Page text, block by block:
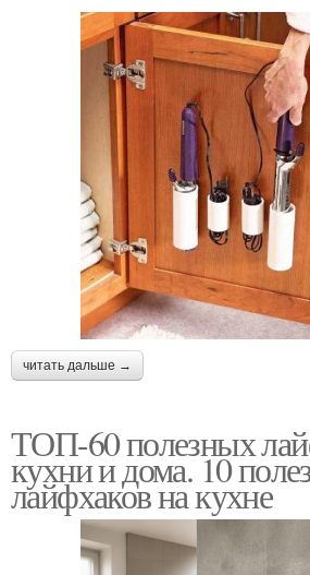
читать дальше →
ТОП-60 полезных
кухни и дома. 10
лайфхаков на кухне